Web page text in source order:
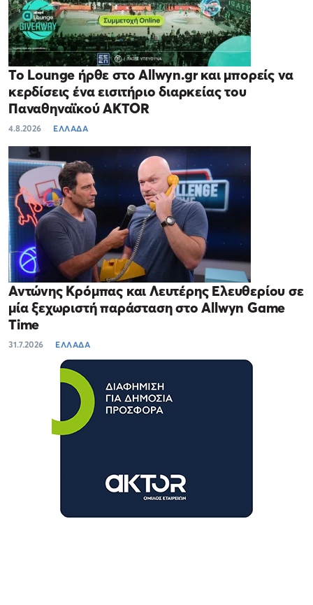
Το Lounge ήρθε στο Allwyn.gr και μπορείς να
κερδίσεις ένα εισιτήριο διαρκείας του
Παναθηναϊκού AKTOR
4.8.2026 ΕΛΛΑΔΑ
Αντώνης Κρόμπας και Λευτέρης Ελευθερίου σε
μία ξεχωριστή παράσταση στο Allwyn Game
Time
31.7.2026 ΕΛΛΑΔΑ